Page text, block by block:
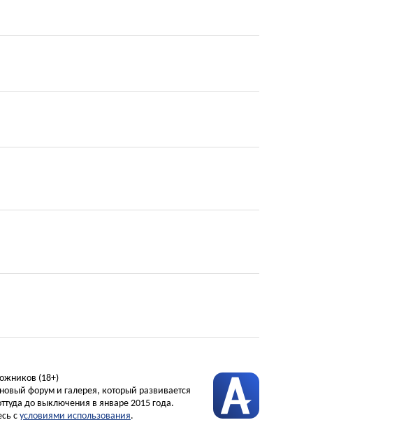
(18+)
форум и галерея, который развивается
до выключения в январе 2015 года.
с условиями использования.